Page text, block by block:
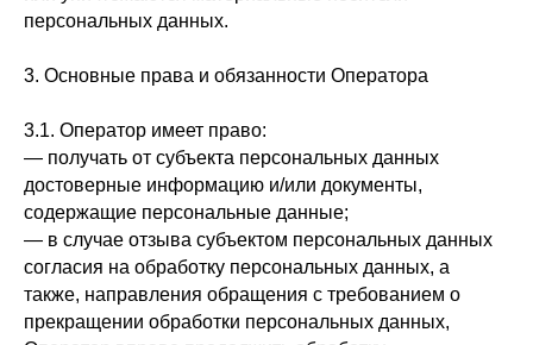
персональных данных.
3. Основные права и обязанности Оператора
3.1. Оператор имеет право:
— получать от субъекта персональных данных
достоверные информацию и/или документы,
содержащие персональные данные;
— в случае отзыва субъектом персональных данных
согласия на обработку персональных данных, а
также, направления обращения с требованием о
прекращении обработки персональных данных,